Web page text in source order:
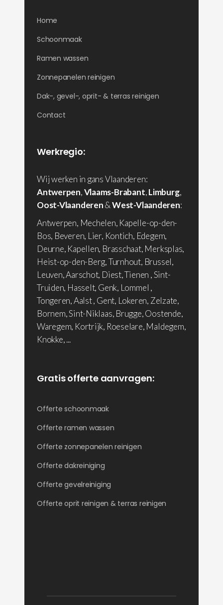
Home
Schoonmaak
Ramen wassen
Zonnepanelen reinigen
Dak-, gevel-, oprit- & terras reinigen
Contact
Werkregio:
Wij werken in gans Vlaanderen:
Antwerpen,Vlaams-Brabant,Limburg,
Oost-Vlaanderen&West-Vlaanderen:
Antwerpen, Mechelen, Kapelle-op-den-
Bos, Beveren, Lier, Kontich, Edegem,
Deurne, Kapellen, Brasschaat, Merksplas,
Heist-op-den-Berg, Turnhout, Brussel,
Leuven, Aarschot, Diest, Tienen , Sint-
Truiden, Hasselt, Genk, Lommel ,
Tongeren, Aalst , Gent, Lokeren, Zelzate,
Bornem, Sint-Niklaas, Brugge, Oostende,
Waregem, Kortrijk, Roeselare, Maldegem,
Knokke, ...
Gratis offerte aanvragen:
Offerte schoonmaak
Offerte ramen wassen
Offerte zonnepanelen reinigen
Offerte dakreiniging
Offerte gevelreiniging
Offerte oprit reinigen & terras reinigen